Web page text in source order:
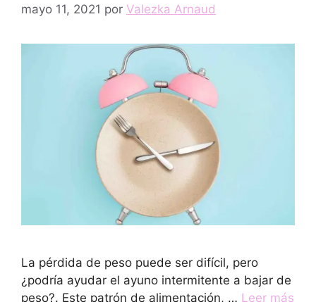
mayo 11, 2021 por Valezka Arnaud
La pérdida de peso puede ser difícil, pero
¿podría ayudar el ayuno intermitente a bajar de
peso?. Este patrón de alimentación, … Leer más